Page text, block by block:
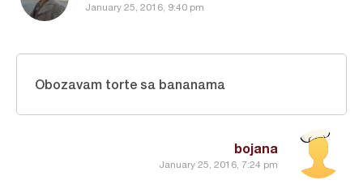
January 25, 2016, 9:40 pm
bojana
January 25, 2016, 7:24 pm
Obozavam torte sa bananama